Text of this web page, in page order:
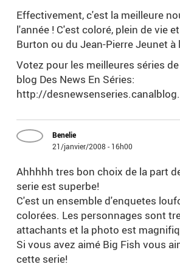
Effectivement, c'est la meilleure
l'année ! C'est coloré, plein de vie
Burton ou du Jean-Pierre Jeunet à
Votez pour les meilleures séries
blog Des News En Séries:
http://
Benelie
21/janvier/2008 - 16h00
Ahhhhh tres bon choix de la part
serie est superbe!
C'est un ensemble d'enquetes
colorées. Les personnages sont
attachants et la photo est
Si vous avez aimé Big Fish vous
cette serie!